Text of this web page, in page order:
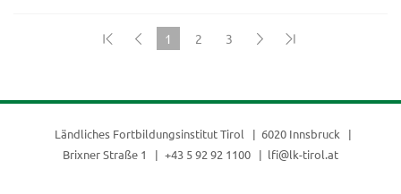
1
2 3
Ländliches Fortbildungsinstitut Tirol
6020 Innsbruck
Brixner Straße 1
+43 5 92 92 1100 lfi@lk-tirol.at